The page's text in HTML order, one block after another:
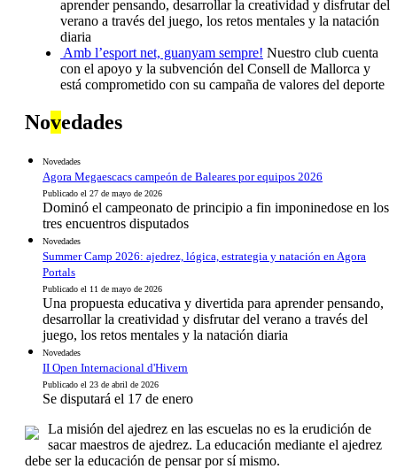
aprender pensando, desarrollar la creatividad y disfrutar del
verano a través del juego, los retos mentales y la natación
diaria
Amb l’esport net, guanyam sempre! Nuestro club cuenta
con el apoyo y la subvención del Consell de Mallorca y
está comprometido con su campaña de valores del deporte
Novedades
Novedades
Agora Megaescacs campeón de Baleares por equipos 2026
Publicado el 27 de mayo de 2026
Dominó el campeonato de principio a fin imponinedose en los
tres encuentros disputados
Novedades
Summer Camp 2026: ajedrez, lógica, estrategia y natación en Agora
Portals
Publicado el 11 de mayo de 2026
Una propuesta educativa y divertida para aprender pensando,
desarrollar la creatividad y disfrutar del verano a través del
juego, los retos mentales y la natación diaria
Novedades
II Open Internacional d'Hivern
Publicado el 23 de abril de 2026
Se disputará el 17 de enero
La misión del ajedrez en las escuelas no es la erudición de
sacar maestros de ajedrez. La educación mediante el ajedrez
debe ser la educación de pensar por sí mismo.